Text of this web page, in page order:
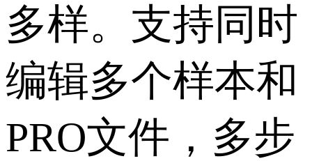
多样。支持同时
编辑多个样本和
PRO文件，多步